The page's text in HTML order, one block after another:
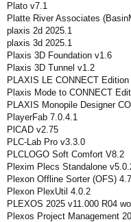
Plato v7.1
Platte River Associates
plaxis 2d 2025.1
plaxis 3d 2025.1
Plaxis 3D Foundation v1.6
Plaxis 3D Tunnel v1.2
PLAXIS LE CONNECT
Plaxis Mode to CONNECT
PLAXIS Monopile Designer
PlayerFab 7.0.4.1
PlCAD v2.75
PLC-Lab Pro v3.3.0
PLCLOGO Soft Comfort V8.2
Plexim Plecs Standalone
Plexon Offline Sorter (OFS)
Plexon PlexUtil 4.0.2
PLEXOS 2025 v11.000 R04
Plexos Project Management